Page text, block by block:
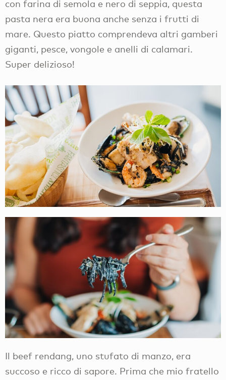
con farina di semola e nero di seppia, questa
pasta nera era buona anche senza i frutti di
mare. Questo piatto comprendeva altri gamberi
giganti, pesce, vongole e anelli di calamari.
Super delizioso!
Il beef rendang, uno stufato di manzo, era
succoso e ricco di sapore. Prima che mio fratello